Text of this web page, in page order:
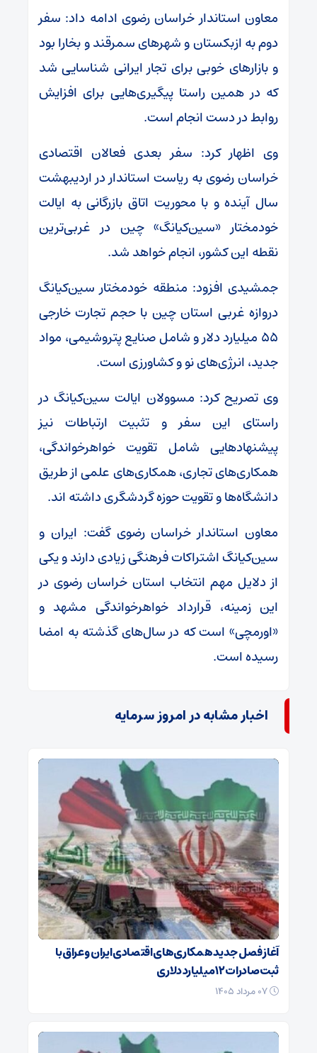
معاون استاندار خراسان رضوی ادامه داد: سفر
دوم به ازبکستان و شهرهای سمرقند و بخارا بود
و بازارهای خوبی برای تجار ایرانی شناسایی شد
که در همین راستا پیگیری‌هایی برای افزایش
روابط در دست انجام است.
وی اظهار کرد: سفر بعدی فعالان اقتصادی
خراسان رضوی به ریاست استاندار در اردیبهشت
سال آینده و با محوریت اتاق بازرگانی به ایالت
خودمختار «سین‌کیانگ» چین در غربی‌ترین
نقطه این کشور، انجام خواهد شد.
جمشیدی افزود: منطقه‌ خودمختار سین‌کیانگ
دروازه‌ غربی استان چین با حجم تجارت خارجی
۵۵ میلیارد دلار و شامل صنایع پتروشیمی، مواد
جدید، انرژی‌های نو و کشاورزی است.
وی تصریح کرد: مسوولان ایالت سین‌کیانگ در
راستای این سفر و تثبیت ارتباطات نیز
پیشنهادهایی شامل تقویت خواهرخواندگی،
همکاری‌های تجاری، همکاری‌های علمی از طریق
دانشگاه‌ها و تقویت حوزه‌ گردشگری داشته اند.
معاون استاندار خراسان رضوی گفت: ایران و
سین‌کیانگ اشتراکات فرهنگی زیادی دارند و یکی
از دلایل مهم انتخاب استان خراسان رضوی در
این زمینه، قرارداد خواهرخواندگی مشهد و
«اورمچی» است که در سال‌های گذشته به امضا
رسیده است.
اخبار مشابه در امروز سرمایه
آغاز فصل جدید همکاری‌های اقتصادی ایران و عراق با
ثبت صادرات ۱۲ میلیارد دلاری